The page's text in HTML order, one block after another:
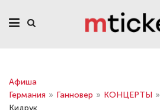
Афиша
Германия » Ганновер » КОНЦЕРТЫ »
Кидрук